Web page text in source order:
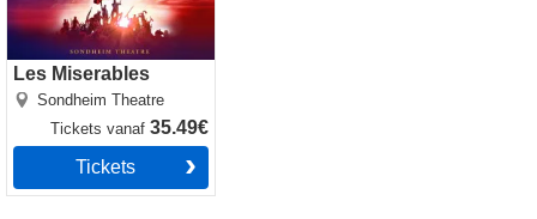
Les Miserables
Sondheim Theatre
Ticketsvanaf35.49€
Tickets